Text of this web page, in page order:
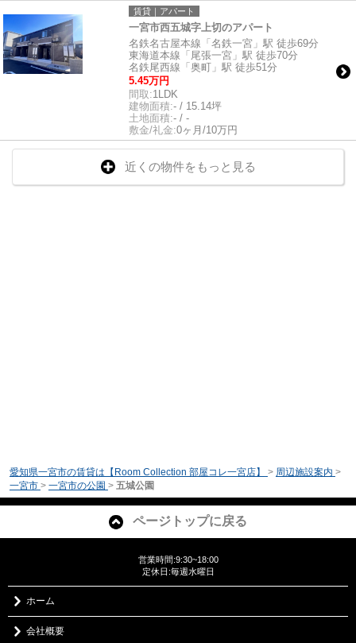
賃貸｜アパート
一宮市西五城字上切のアパート
名鉄名古屋本線「名鉄一宮」駅 徒歩69分
東海道本線「尾張一宮」駅 徒歩70分
名鉄尾西線「奥町」駅 徒歩51分
5.45万円
間取:1LDK
建物面積:- / 15.14坪
土地面積:- / -
敷金/礼金:0ヶ月/10万円
近くの物件をもっと見る
愛知県一宮市の賃貸は【Room Collection 部屋コレ一宮店】 > 周辺施設案内 >
一宮市 > 一宮市の公園 > 五城公園
ページトップに戻る
営業時間:9:30~18:00
定休日:毎週水曜日
ホーム
会社概要